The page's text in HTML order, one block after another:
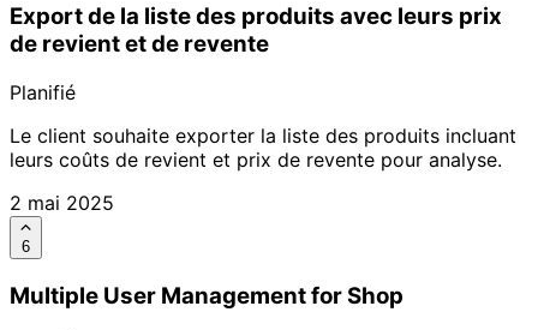
Export de la liste des produits avec leurs prix
de revient et de revente
Planifié
Le client souhaite exporter la liste des produits incluant
leurs coûts de revient et prix de revente pour analyse.
2 mai 2025
6
Multiple User Management for Shop